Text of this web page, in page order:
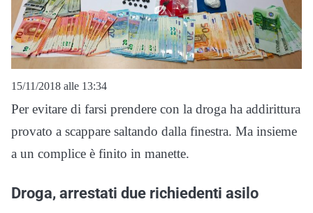
15/11/2018 alle 13:34
Per evitare di farsi prendere con la droga ha addirittura
provato a scappare saltando dalla finestra. Ma insieme
a un complice è finito in manette.
Droga, arrestati due richiedenti asilo